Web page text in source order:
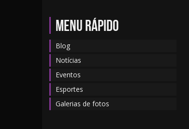
MENU RÁPIDO
Blog
Notícias
Eventos
Esportes
Galerias de fotos